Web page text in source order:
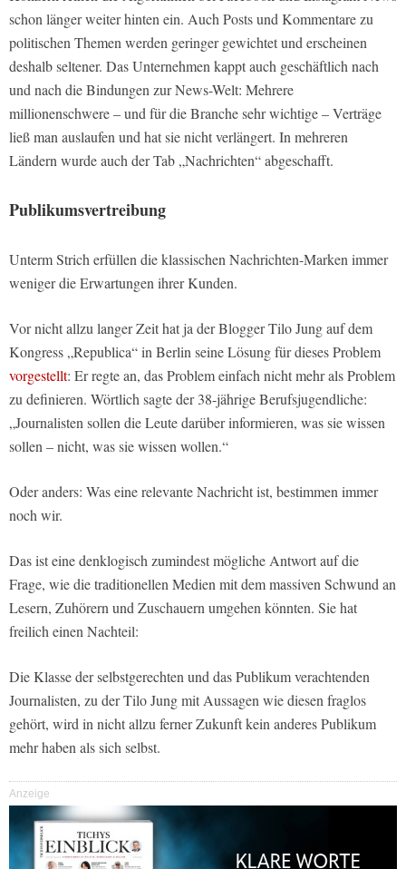
schon länger weiter hinten ein. Auch Posts und Kommentare zu
politischen Themen werden geringer gewichtet und erscheinen
deshalb seltener. Das Unternehmen kappt auch geschäftlich nach
und nach die Bindungen zur News-Welt: Mehrere
millionenschwere – und für die Branche sehr wichtige – Verträge
ließ man auslaufen und hat sie nicht verlängert. In mehreren
Ländern wurde auch der Tab „Nachrichten“ abgeschafft.
Publikumsvertreibung
Unterm Strich erfüllen die klassischen Nachrichten-Marken immer
weniger die Erwartungen ihrer Kunden.
Vor nicht allzu langer Zeit hat ja der Blogger Tilo Jung auf dem
Kongress „Republica“ in Berlin seine Lösung für dieses Problem
vorgestellt: Er regte an, das Problem einfach nicht mehr als Problem
zu definieren. Wörtlich sagte der 38-jährige Berufsjugendliche:
„Journalisten sollen die Leute darüber informieren, was sie wissen
sollen – nicht, was sie wissen wollen.“
Oder anders: Was eine relevante Nachricht ist, bestimmen immer
noch wir.
Das ist eine denklogisch zumindest mögliche Antwort auf die
Frage, wie die traditionellen Medien mit dem massiven Schwund an
Lesern, Zuhörern und Zuschauern umgehen könnten. Sie hat
freilich einen Nachteil:
Die Klasse der selbstgerechten und das Publikum verachtenden
Journalisten, zu der Tilo Jung mit Aussagen wie diesen fraglos
gehört, wird in nicht allzu ferner Zukunft kein anderes Publikum
mehr haben als sich selbst.
Anzeige